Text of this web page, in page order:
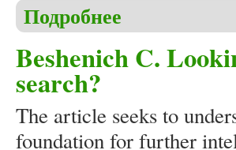
Подробнее
Beshenich C.
search?
The article seeks to
foundation for further